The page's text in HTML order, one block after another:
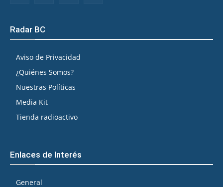
Radar BC
Aviso de Privacidad
¿Quiénes Somos?
Nuestras Políticas
Media Kit
Tienda radioactivo
Enlaces de Interés
General